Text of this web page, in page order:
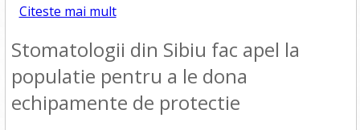
Citeste mai mult
Stomatologii din Sibiu fac apel la
populatie pentru a le dona
echipamente de protectie